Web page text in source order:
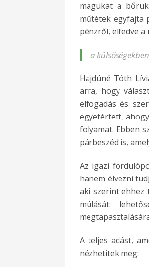
magukat a
műtétek egyfajta
pénzről, elfedve a
a
Hajdúné Tóth
arra, hogy
elfogadás és
egyetértett,
folyamat. Ebben
párbeszéd is,
Az igazi
hanem élvezni
aki szerint ehhez
múlását:
A teljes adást,
nézhetitek meg: